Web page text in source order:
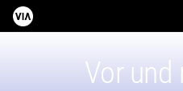
Vor und